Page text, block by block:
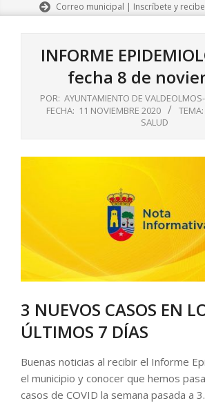
Correo municipal | Inscríbete y
INFORME
fecha 8 de
POR: AYUNTAMIENTO DE
FECHA: 11 NOVIEMBRE 2020 TEMA:
SALUD
3 NUEVOS CASOS EN
ÚLTIMOS 7 DÍAS
Buenas noticias al recibir el Informe
el municipio y conocer que hemos
casos de COVID la semana pasada a 3.